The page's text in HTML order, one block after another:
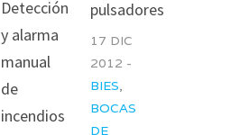
Detección
y alarma
manual
de
incendios
pulsadores
17 DIC
2012 -
BIES,
BOCAS
DE